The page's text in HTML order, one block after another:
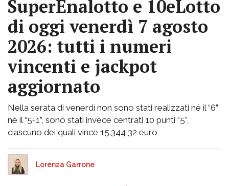
SuperEnalotto e 10eLotto
di oggi venerdì 7 agosto
2026: tutti i numeri
vincenti e jackpot
aggiornato
Nella serata di venerdì non sono stati realizzati né il “6”
né il “5+1”, sono stati invece centrati 10 punti “5”,
ciascuno dei quali vince 15.344,32 euro
Lorenza Garrone